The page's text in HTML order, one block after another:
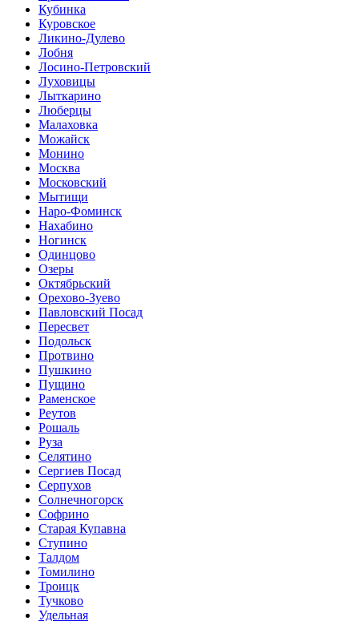
Кубинка
Куровское
Ликино-Дулево
Лобня
Лосино-Петровский
Луховицы
Лыткарино
Люберцы
Малаховка
Можайск
Монино
Москва
Московский
Мытищи
Наро-Фоминск
Нахабино
Ногинск
Одинцово
Озеры
Октябрьский
Орехово-Зуево
Павловский Посад
Пересвет
Подольск
Протвино
Пушкино
Пущино
Раменское
Реутов
Рошаль
Руза
Селятино
Сергиев Посад
Серпухов
Солнечногорск
Софрино
Старая Купавна
Ступино
Талдом
Томилино
Троицк
Тучково
Удельная